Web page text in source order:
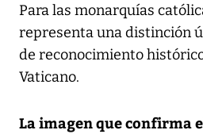
Para las monarquías
representa una distinción
de reconocimiento
Vaticano.
La imagen que confirma